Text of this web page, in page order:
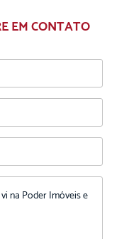
EM CONTATO